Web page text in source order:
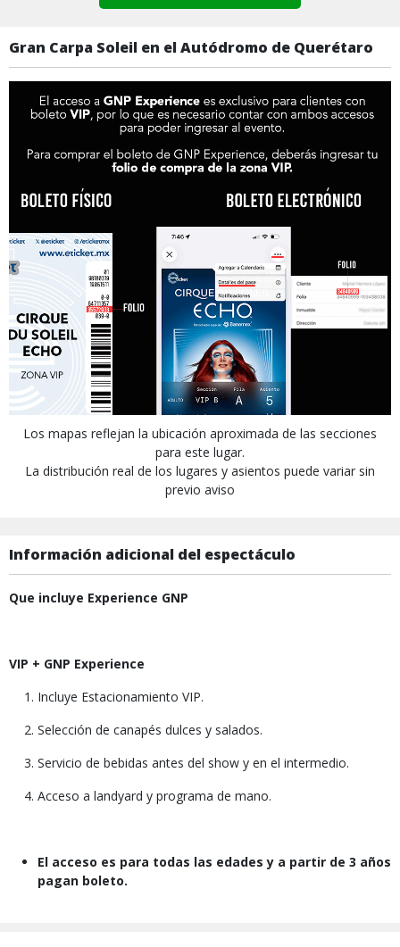
Gran Carpa Soleil en el Autódromo de Querétaro
Los mapas reflejan la ubicación aproximada de las secciones
para este lugar.
La distribución real de los lugares y asientos puede variar sin
previo aviso
Información adicional del espectáculo
Que incluye Experience GNP
VIP + GNP Experience
Incluye Estacionamiento VIP.
Selección de canapés dulces y salados.
Servicio de bebidas antes del show y en el intermedio.
Acceso a landyard y programa de mano.
El acceso es para todas las edades y a partir de 3 años
pagan boleto.